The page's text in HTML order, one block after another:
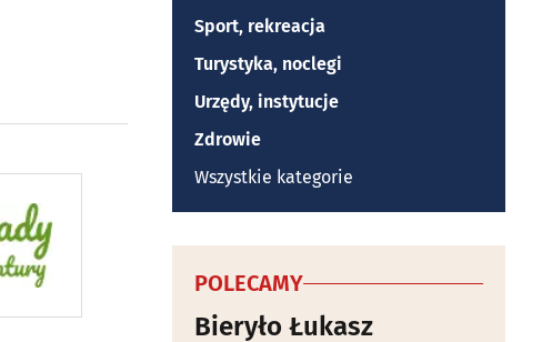
Sport, rekreacja
Turystyka, noclegi
Urzędy, instytucje
Zdrowie
Wszystkie kategorie
POLECAMY
Bieryło Łukasz